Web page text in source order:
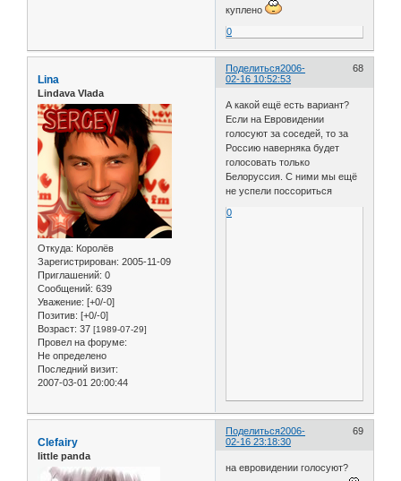
куплено
0
Поделиться 68
2006-
02-16 10:52:53
Lina
Lindava Vlada
Откуда: Королёв
Зарегистрирован: 2005-11-09
Приглашений: 0
Сообщений: 639
Уважение: [+0/-0]
Позитив: [+0/-0]
Возраст: 37 [1989-07-29]
Провел на форуме:
Не определено
Последний визит:
2007-03-01 20:00:44
А какой ещё есть вариант?
Если на Евровидении
голосуют за соседей, то за
Россию наверняка будет
голосовать только
Белоруссия. С ними мы ещё
не успели поссориться
0
Поделиться 69
2006-
02-16 23:18:30
Clefairy
little panda
на евровидении голосуют?